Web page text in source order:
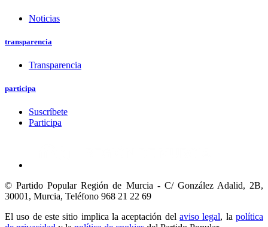
Noticias
transparencia
Transparencia
participa
Suscríbete
Participa
© Partido Popular Región de Murcia - C/ González Adalid, 2B,
30001, Murcia, Teléfono 968 21 22 69
El uso de este sitio implica la aceptación del aviso legal, lapolítica